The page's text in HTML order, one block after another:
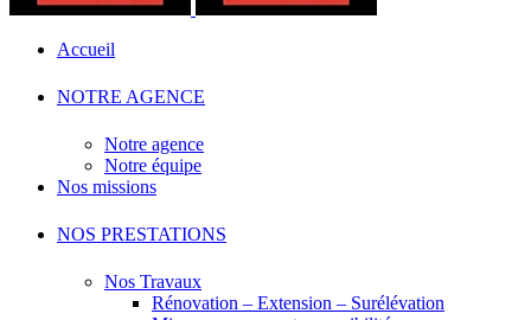
Accueil
NOTRE AGENCE
Notre agence
Notre équipe
Nos missions
NOS PRESTATIONS
Nos Travaux
Rénovation – Extension – Surélévation